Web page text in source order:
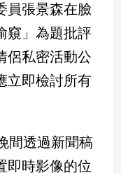
員張景森在臉
窺」為題批評
侶私密活動公
立即檢討所有
間透過新聞稿
即時影像的位